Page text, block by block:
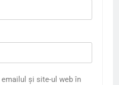
emailul și site-ul web în